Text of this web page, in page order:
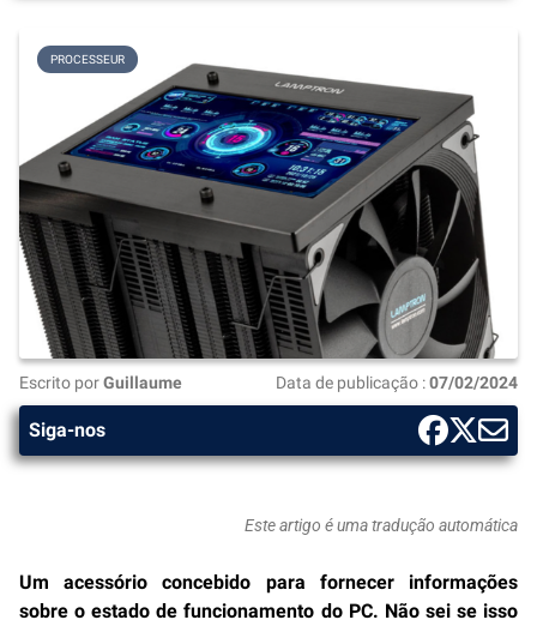
PROCESSEUR
Escrito porGuillaume Data de publicação :07/02/2024
Siga-nos
Este artigo é uma tradução automática
Um acessório concebido para fornecer informações
sobre o estado de funcionamento do PC. Não sei se isso